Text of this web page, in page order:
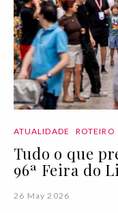
ATUALIDADE ROTEIRO
Tudo o que
96ª Feira do
26 May 2026